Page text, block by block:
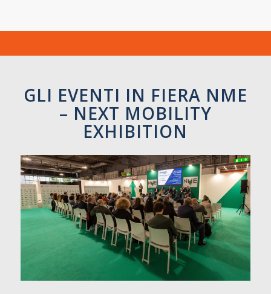
GLI EVENTI IN FIERA NME
– NEXT MOBILITY
EXHIBITION